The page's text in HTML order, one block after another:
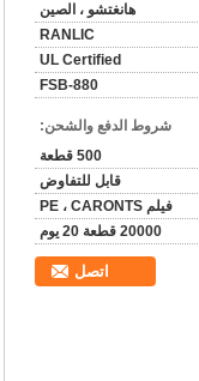
هانغتشو ، الصين
RANLIC
UL Certified
FSB-880
شروط الدفع والشحن:
500 قطعة
قابل للتفاوض
فيلم PE ، CARONTS
20000 قطعة 20 يوم
اتصل